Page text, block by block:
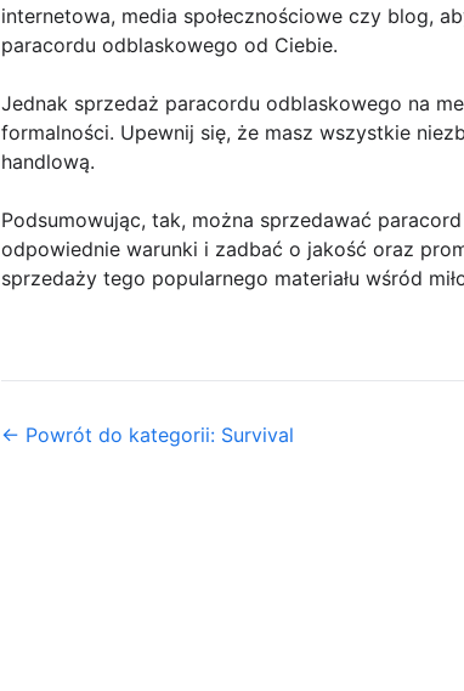
internetowa, media społecznościowe czy blog,
paracordu odblaskowego od Ciebie.
Jednak sprzedaż paracordu odblaskowego na
formalności. Upewnij się, że masz wszystkie
handlową.
Podsumowując, tak, można sprzedawać
odpowiednie warunki i zadbać o jakość oraz
sprzedaży tego popularnego materiału wśród
← Powrót do kategorii: Survival